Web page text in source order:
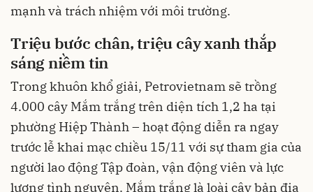
mạnh và trách nhiệm với môi trường.
Triệu bước chân, triệu cây xanh thắp
sáng niềm tin
Trong khuôn khổ giải, Petrovietnam sẽ trồng
4.000 cây Mắm trắng trên diện tích 1,2 ha tại
phường Hiệp Thành – hoạt động diễn ra ngay
trước lễ khai mạc chiều 15/11 với sự tham gia của
người lao động Tập đoàn, vận động viên và lực
lượng tình nguyện. Mắm trắng là loài cây bản địa